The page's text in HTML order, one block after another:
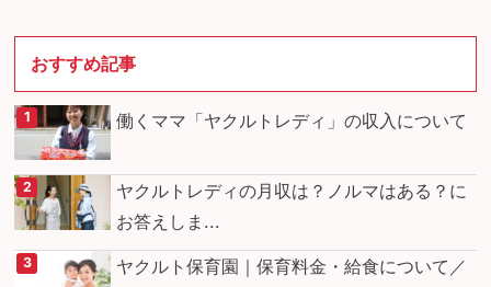
おすすめ記事
働くママ「ヤクルトレディ」の収入について
ヤクルトレディの月収は？ノルマはある？に
お答えしま...
ヤクルト保育園｜保育料金・給食について／